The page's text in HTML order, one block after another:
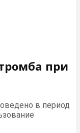
при
в период